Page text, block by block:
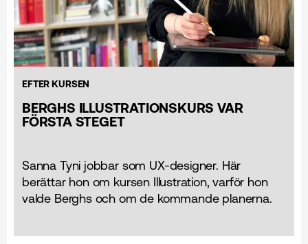
EFTER KURSEN
BERGHS ILLUSTRATIONSKURS VAR
FÖRSTA STEGET
Sanna Tyni jobbar som UX-designer. Här
berättar hon om kursen Illustration, varför hon
valde Berghs och om de kommande planerna.